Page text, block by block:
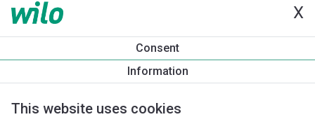
X
Consent
Information
This website uses cookies
Productinformatie